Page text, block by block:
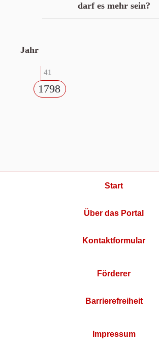
darf es mehr sein?
Jahr
41
1798
Start
Über das Portal
Kontaktformular
Förderer
Barrierefreiheit
Impressum